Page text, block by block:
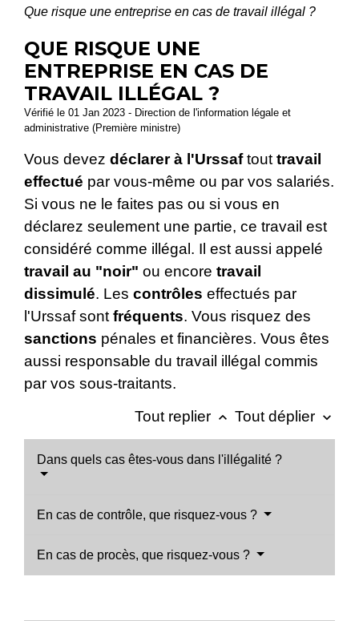
Que risque une entreprise en cas de travail illégal ?
QUE RISQUE UNE
ENTREPRISE EN CAS DE
TRAVAIL ILLÉGAL ?
Vérifié le 01 Jan 2023 - Direction de l'information légale et
administrative (Première ministre)
Vous devez déclarer à l'Urssaftout travail
effectué par vous-même ou par vos salariés.
Si vous ne le faites pas ou si vous en
déclarez seulement une partie, ce travail est
considéré comme illégal. Il est aussi appelé
travail au "noir" ou encore travail
dissimulé. Les contrôles effectués par
l'Urssaf sont fréquents. Vous risquez des
sanctions pénales et financières. Vous êtes
aussi responsable du travail illégal commis
par vos sous-traitants.
Tout replier keyboard_arrow_up Tout déplier keyboard_arrow_down
Dans quels cas êtes-vous dans l'illégalité ?
En cas de contrôle, que risquez-vous ?
En cas de procès, que risquez-vous ?